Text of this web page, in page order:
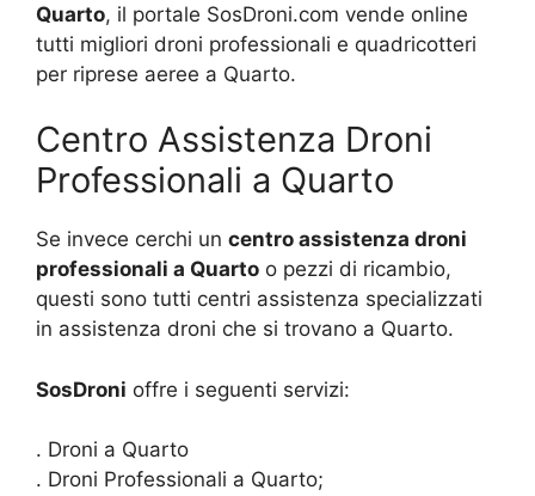
Quarto, il portale SosDroni.com vende online
tutti migliori droni professionali e quadricotteri
per riprese aeree a Quarto.
Centro Assistenza Droni
Professionali a Quarto
Se invece cerchi un centro assistenza droni
professionali a Quarto o pezzi di ricambio,
questi sono tutti centri assistenza specializzati
in assistenza droni che si trovano a Quarto.
SosDroni offre i seguenti servizi:
. Droni a Quarto
. Droni Professionali a Quarto;